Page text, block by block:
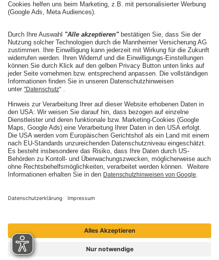
Adresse ändern
Die Mannheimer
Unternehmen
Karriere
Nachhaltigkeit
Social Media
ARTIMA
ARTIMA
BELMOT